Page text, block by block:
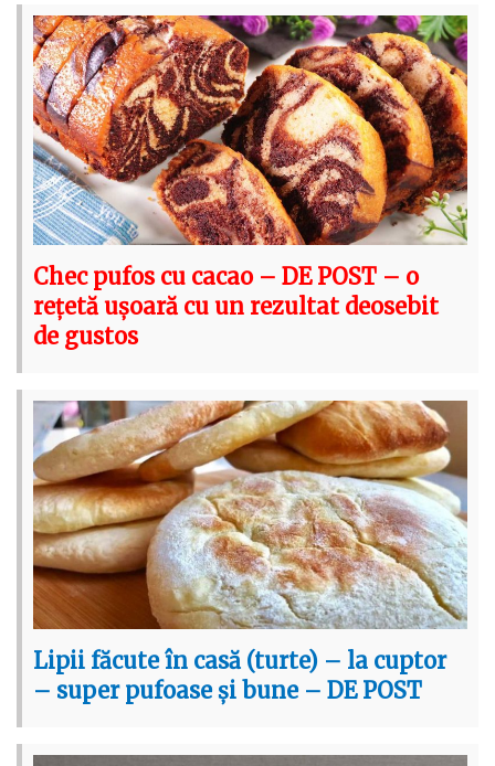
Chec pufos cu cacao – DE POST – o
rețetă ușoară cu un rezultat deosebit
de gustos
Lipii făcute în casă (turte) – la cuptor
– super pufoase și bune – DE POST